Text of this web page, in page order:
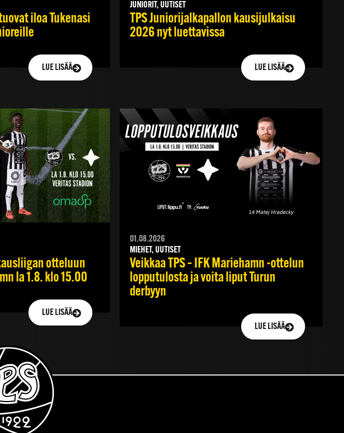
iloa Tukenasi
LUE LISÄÄ
JUNIORIT, UUTISET
TPS Juniorijalkapallon kausijulkaisu
2026 nyt luettavissa
LUE LISÄÄ
otteluun
la 1.8. klo 15.00
LUE LISÄÄ
01.08.2026
MIEHET, UUTISET
Veikkaa TPS – IFK Mariehamn -ottelun
lopputulosta ja voita liput Turun
derbyyn
LUE LISÄÄ